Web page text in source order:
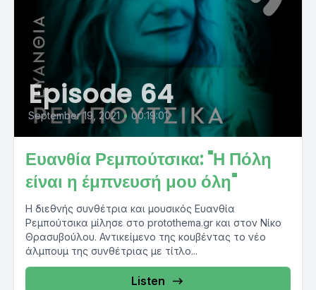
Episode 64
September 19, 2021 • 00:19:01
Ευανθία Ρεμπούτσικα: "Η Πόλη
είναι η έμπνευσή μου όλη"
Η διεθνής συνθέτρια και μουσικός Ευανθία
Ρεμπούτσικα μίλησε στο protothema.gr και στον Νίκο
Θρασυβούλου. Αντικείμενο της κουβέντας το νέο
άλμπουμ της συνθέτριας με τίτλο...
Listen